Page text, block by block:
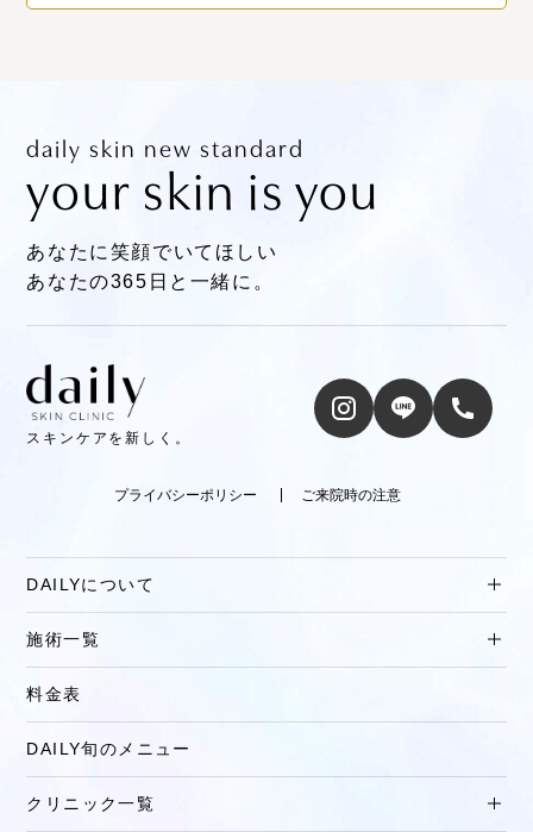
daily skin new standard
your skin is you
あなたに笑顔でいてほしい
あなたの365日と一緒に。
スキンケアを新しく。
プライバシーポリシー ご来院時の注意
DAILYについて
施術一覧
料金表
DAILY旬のメニュー
クリニック一覧